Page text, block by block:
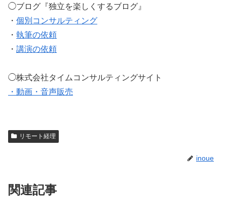
◯ブログ『独立を楽しくするブログ』
・ 個別コンサルティング
・ 執筆の依頼
・ 講演の依頼
◯株式会社タイムコンサルティングサイト
・動画・音声販売
リモート経理
inoue
関連記事